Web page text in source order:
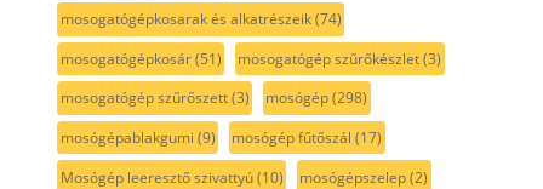
mosogatógépkosarak és alkatrészeik(74)
mosogatógépkosár(51) mosogatógép szűrőkészlet(3)
mosogatógép szűrőszett(3) mosógép(298)
mosógépablakgumi (9) mosógép fűtőszál (17)
Mosógép leeresztő szivattyú(10) mosógépszelep(2)